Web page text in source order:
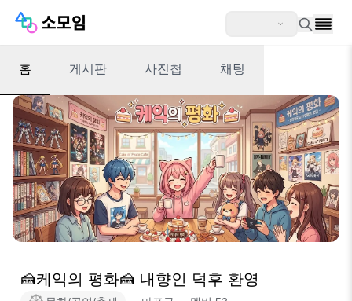
홈 게시판 사진첩 채팅
🍰케익의 평화🍰 내향인 덕후 환영